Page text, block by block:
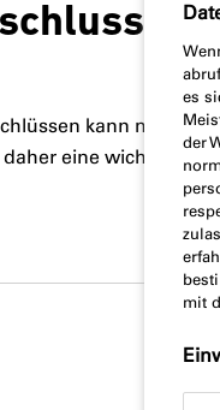
kann man
eine wichtige
es
der
mit